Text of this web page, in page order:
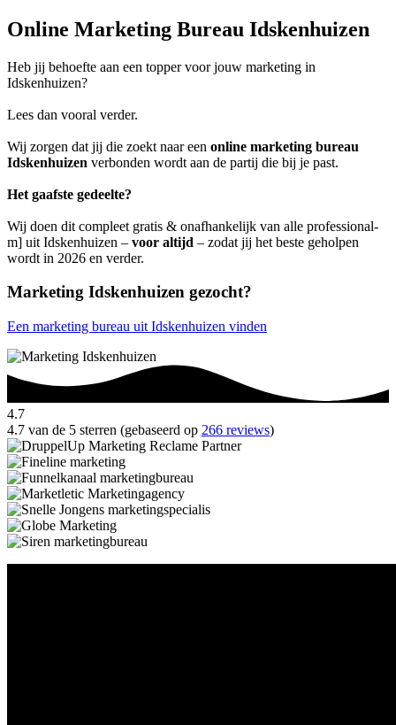
Online Marketing Bureau Idskenhuizen
Heb jij behoefte aan een topper voor jouw marketing in
Idskenhuizen?
Lees dan vooral verder.
Wij zorgen dat jij die zoekt naar een online marketing bureau
Idskenhuizen verbonden wordt aan de partij die bij je past.
Het gaafste gedeelte?
Wij doen dit compleet gratis & onafhankelijk van alle professional-
m] uit Idskenhuizen – voor altijd – zodat jij het beste geholpen
wordt in 2026 en verder.
Marketing Idskenhuizen gezocht?
Een marketing bureau uit Idskenhuizen vinden
4.7
4.7 van de 5 sterren (gebaseerd op 266 reviews)